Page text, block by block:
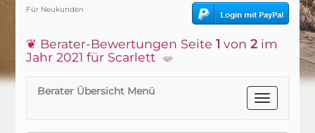
Für Neukunden
❦ Berater-Bewertungen Seite1 von2 im
Jahr 2021 für Scarlett
Berater Übersicht Menü